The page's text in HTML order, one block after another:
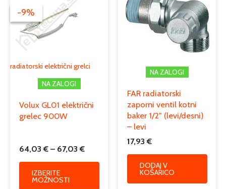
848,996
Cevni priključek
Podkategorija1
Podkategorija2
-9%
radiatorski električni grelci
-9%
NA ZALOGI
Volux GL01 električni
grelec 900W
64,03€ – 67,03€
IZBERITE
MOŽNOSTI
NA ZALOGI
FAR radiatorski
zaporni ventil kotni
baker 1/2″ (levi/desni)
– levi
17,93€
DODAJ V
KOŠARICO